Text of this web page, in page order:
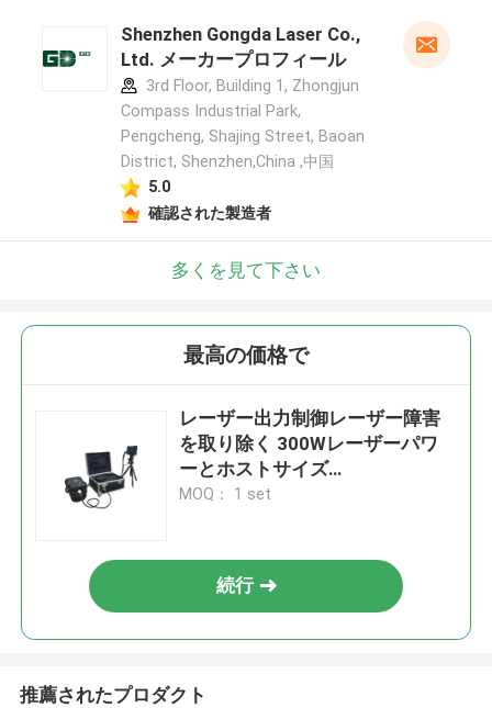
Shenzhen Gongda Laser Co.,
Ltd. メーカープロフィール
3rd Floor, Building 1, Zhongjun
Compass Industrial Park,
Pengcheng, Shajing Street, Baoan
District, Shenzhen,China ,中国
5.0
確認された製造者
多くを見て下さい
最高の価格で
レーザー出力制御レーザー障害
を取り除く 300Wレーザーパワ
ーとホストサイズ
711*601*354mm
MOQ： 1 set
続行
推薦されたプロダクト